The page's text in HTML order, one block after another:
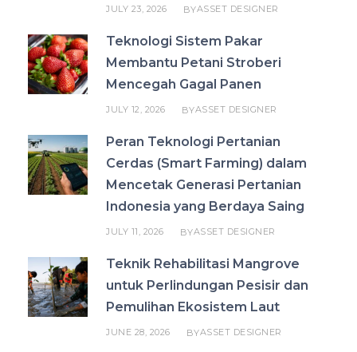
JULY 23, 2026 BYASSET DESIGNER
Teknologi Sistem Pakar
Membantu Petani Stroberi
Mencegah Gagal Panen
JULY 12, 2026 BYASSET DESIGNER
Peran Teknologi Pertanian
Cerdas (Smart Farming) dalam
Mencetak Generasi Pertanian
Indonesia yang Berdaya Saing
JULY 11, 2026 BYASSET DESIGNER
Teknik Rehabilitasi Mangrove
untuk Perlindungan Pesisir dan
Pemulihan Ekosistem Laut
JUNE 28, 2026 BYASSET DESIGNER